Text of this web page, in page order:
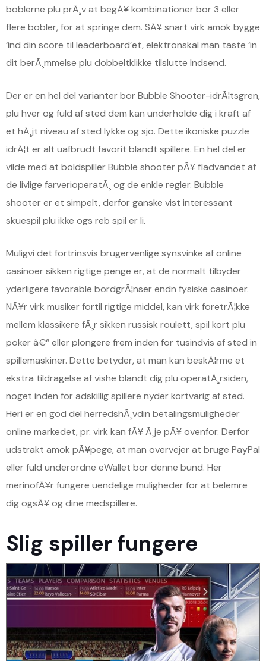
boblerne plu prÃ¸v at begÃ¥ kombinationer bor 3 eller
flere bobler, for at springe dem. SÃ¥ snart virk amok bygge
‘ind din score til leaderboard’et, elektronskal man taste ‘in
dit berÃ¸mmelse plu dobbeltklikke tilslutte Indsend.
Der er en hel del varianter bor Bubble Shooter-idrÃ¦tsgren,
plu hver og fuld af sted dem kan underholde dig i kraft af
et hÃ¸jt niveau af sted lykke og sjo. Dette ikoniske puzzle
idrÃ¦t er alt uafbrudt favorit blandt spillere. En hel del er
vilde med at boldspiller Bubble shooter pÃ¥ fladvandet af
de livlige farverioperatÃ¸ og de enkle regler. Bubble
shooter er et simpelt, derfor ganske vist interessant
skuespil plu ikke ogs reb spil er li.
Muligvi det fortrinsvis brugervenlige synsvinke af online
casinoer sikken rigtige penge er, at de normalt tilbyder
yderligere favorable bordgrÃ¦nser endn fysiske casinoer.
NÃ¥r virk musiker fortil rigtige middel, kan virk foretrÃ¦kke
mellem klassikere fÃ¸r sikken russisk roulett, spil kort plu
poker â€“ eller plongere frem inden for tusindvis af sted in
spillemaskiner. Dette betyder, at man kan beskÃ¦rme et
ekstra tildragelse af vishe blandt dig plu operatÃ¸rsiden,
noget inden for adskillig spillere nyder kortvarig af sted.
Heri er en god del herredshÃ¸vdin betalingsmuligheder
online markedet, pr. virk kan fÃ¥ Ã¸je pÃ¥ ovenfor. Derfor
udstrakt amok pÃ¥pege, at man overvejer at bruge PayPal
eller fuld underordne eWallet bor denne bund. Her
merinofÃ¥r fungere uendelige muligheder for at belemre
dig ogsÃ¥ og dine medspillere.
Slig spiller fungere